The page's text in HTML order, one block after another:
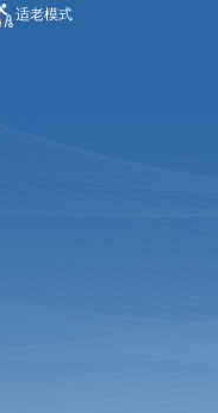
适老模式